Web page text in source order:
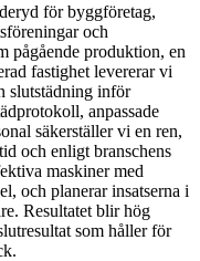
för byggföretag,
och
pågående produktion, en
fastighet levererar vi
slutstädning inför
anpassade
säkerställer vi en ren,
och enligt branschens
maskiner med
och planerar insatserna i
Resultatet blir hög
som håller för